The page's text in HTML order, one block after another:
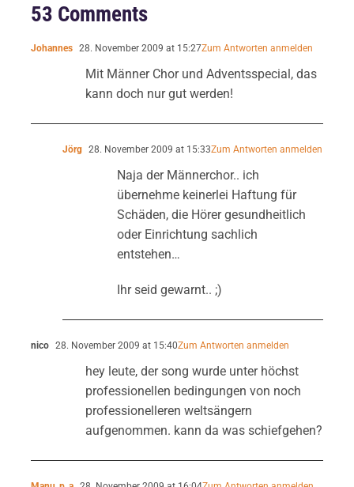
53 Comments
Johannes 28. November 2009 at 15:27Zum Antworten anmelden
Mit Männer Chor und Adventsspecial, das
kann doch nur gut werden!
Jörg 28. November 2009 at 15:33Zum Antworten anmelden
Naja der Männerchor.. ich
übernehme keinerlei Haftung für
Schäden, die Hörer gesundheitlich
oder Einrichtung sachlich
entstehen…
Ihr seid gewarnt.. ;)
nico 28. November 2009 at 15:40Zum Antworten anmelden
hey leute, der song wurde unter höchst
professionellen bedingungen von noch
professionelleren weltsängern
aufgenommen. kann da was schiefgehen?